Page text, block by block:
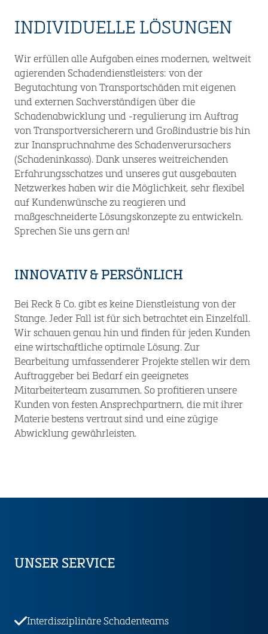
INDIVIDUELLE LÖSUNGEN
Wir erfüllen alle Aufgaben eines modernen, weltweit
agierenden Schadendienstleisters: von der
Begutachtung von Transportschäden mit eigenen
und externen Sachverständigen über die
Schadenabwicklung und -regulierung im Auftrag
von Transportversicherern und Großindustrie bis hin
zur Inanspruchnahme des Schadenverursachers
(Schadeninkasso). Dank unseres weitreichenden
Erfahrungsschatzes und unseres gut ausgebauten
Netzwerkes haben wir die Möglichkeit, sehr flexibel
auf Kundenwünsche zu reagieren und
maßgeschneiderte Lösungskonzepte zu entwickeln.
Sprechen Sie uns gern an!
INNOVATIV & PERSÖNLICH
Bei Reck & Co. gibt es keine Dienstleistung von der
Stange. Jeder Fall ist für sich betrachtet ein Einzelfall.
Wir schauen genau hin und finden für jeden Kunden
eine wirtschaftliche optimale Lösung. Zur
Bearbeitung umfassenderer Projekte stellen wir dem
Auftraggeber bei Bedarf ein geeignetes
Mitarbeiterteam zusammen. So profitieren unsere
Kunden von festen Ansprechpartnern, die mit ihrer
Materie bestens vertraut sind und eine zügige
Abwicklung gewährleisten.
UNSER SERVICE
Interdisziplinäre Schaden­teams